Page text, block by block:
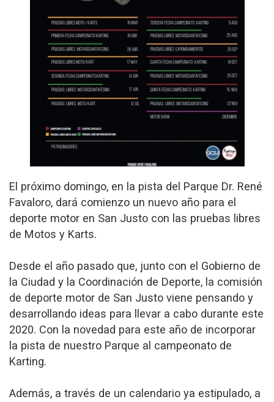
El próximo domingo, en la pista del Parque Dr. René
Favaloro, dará comienzo un nuevo año para el
deporte motor en San Justo con las pruebas libres
de Motos y Karts.
Desde el año pasado que, junto con el Gobierno de
la Ciudad y la Coordinación de Deporte, la comisión
de deporte motor de San Justo viene pensando y
desarrollando ideas para llevar a cabo durante este
2020. Con la novedad para este año de incorporar
la pista de nuestro Parque al campeonato de
Karting.
Además, a través de un calendario ya estipulado, a